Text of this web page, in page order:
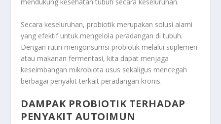
mendukung kesehatan tubuh secara keseluruhan.
Secara keseluruhan, probiotik merupakan solusi alami
yang efektif untuk mengelola peradangan di tubuh.
Dengan rutin mengonsumsi probiotik melalui suplemen
atau makanan fermentasi, kita dapat menjaga
keseimbangan mikrobiota usus sekaligus mencegah
berbagai penyakit terkait peradangan kronis.
DAMPAK PROBIOTIK TERHADAP
PENYAKIT AUTOIMUN